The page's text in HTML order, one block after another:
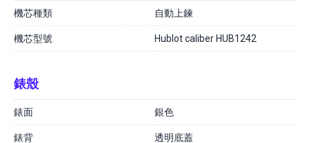
機芯種類 自動上鍊
機芯型號 Hublot caliber HUB1242
錶殼
錶面 銀色
錶背 透明底蓋